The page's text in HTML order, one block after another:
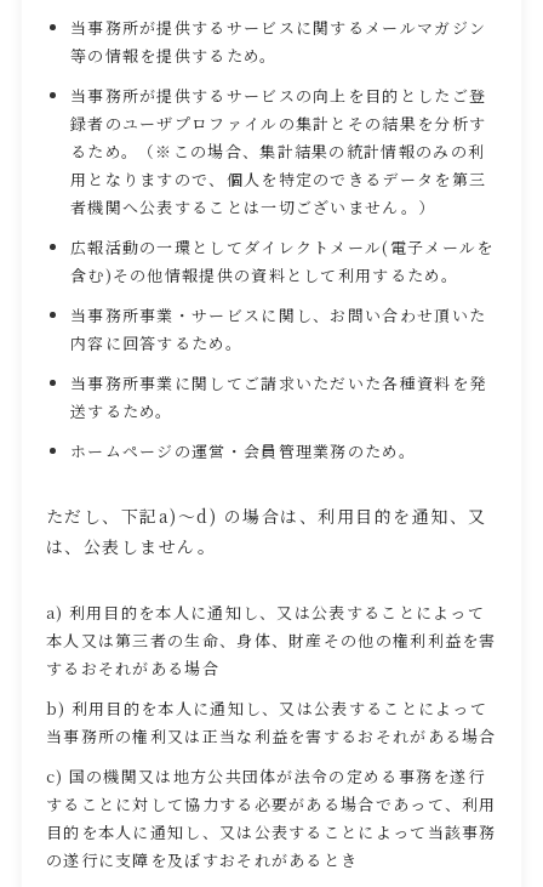
当事務所が提供するサービスに関するメールマガジン
等の情報を提供するため。
当事務所が提供するサービスの向上を目的としたご登
録者のユーザプロファイルの集計とその結果を分析す
るため。（※この場合、集計結果の統計情報のみの利
用となりますので、個人を特定のできるデータを第三
者機関へ公表することは一切ございません。）
広報活動の一環としてダイレクトメール(電子メールを
含む)その他情報提供の資料として利用するため。
当事務所事業・サービスに関し、お問い合わせ頂いた
内容に回答するため。
当事務所事業に関してご請求いただいた各種資料を発
送するため。
ホームページの運営・会員管理業務のため。
ただし、下記a)～d) の場合は、利用目的を通知、又
は、公表しません。
a) 利用目的を本人に通知し、又は公表することによって
本人又は第三者の生命、身体、財産その他の権利利益を害
するおそれがある場合
b) 利用目的を本人に通知し、又は公表することによって
当事務所の権利又は正当な利益を害するおそれがある場合
c) 国の機関又は地方公共団体が法令の定める事務を遂行
することに対して協力する必要がある場合であって、利用
目的を本人に通知し、又は公表することによって当該事務
の遂行に支障を及ぼすおそれがあるとき